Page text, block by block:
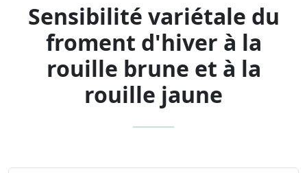
Sensibilité variétale du
froment d'hiver à la
rouille brune et à la
rouille jaune